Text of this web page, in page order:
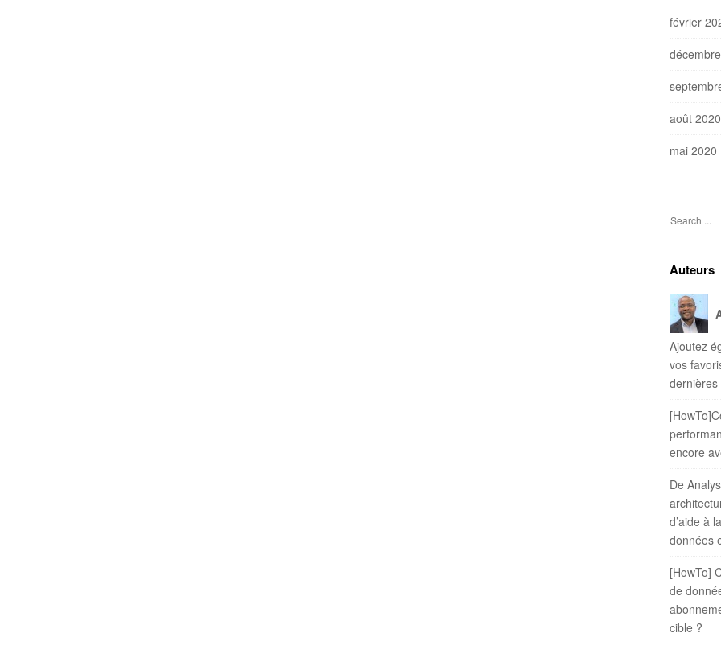
février
août 2020
mai 2020
S
a
c
h
f
Auteurs
Ajoutez
vos
encore
De
d’aide à
données
[HowTo]
de
cible ?